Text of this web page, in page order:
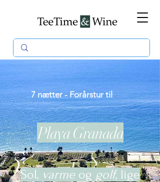
7 nætter - Forårstur til
Playa Granada
Sol, varmeog golf,lige